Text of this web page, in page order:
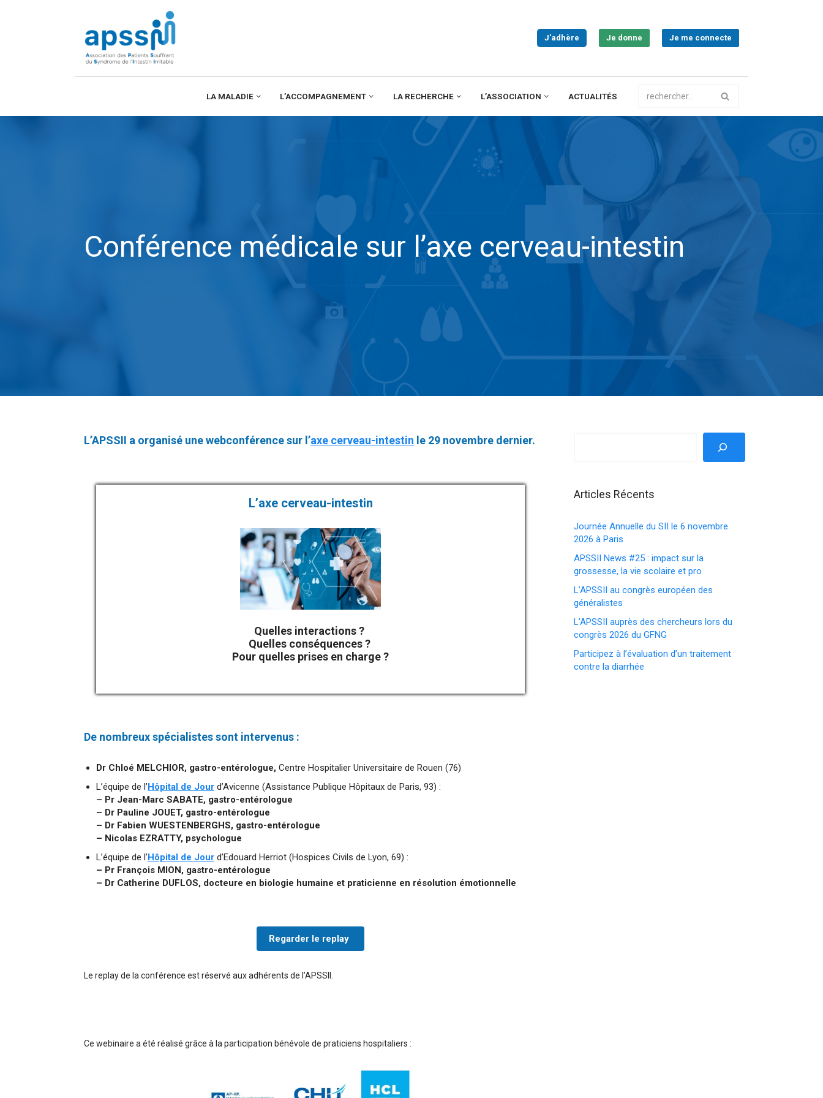
J'adhère Je donne Je me connecte
LA MALADIE L’ACCOMPAGNEMENT LA RECHERCHE L’ASSOCIATION ACTUALITÉS
Conférence médicale sur l’axe cerveau-intestin
L’APSSII a organisé une webconférence sur l’axe cerveau-intestin le 29 novembre dernier.
L’axe cerveau-intestin
Quelles interactions ?
Quelles conséquences ?
Pour quelles prises en charge ?
De nombreux spécialistes sont intervenus :
Dr Chloé MELCHIOR, gastro-entérologue, Centre Hospitalier Universitaire de Rouen (76)
L’équipe de l’Hôpital de Jour d’Avicenne (Assistance Publique Hôpitaux de Paris, 93) :
– Pr Jean-Marc SABATE, gastro-entérologue
– Dr Pauline JOUET, gastro-entérologue
– Dr Fabien WUESTENBERGHS, gastro-entérologue
– Nicolas EZRATTY, psychologue
L’équipe de l’Hôpital de Jour d’Edouard Herriot (Hospices Civils de Lyon, 69) :
– Pr François MION, gastro-entérologue
– Dr Catherine DUFLOS, docteure en biologie humaine et praticienne en résolution émotionnelle
Regarder le replay
Le replay de la conférence est réservé aux adhérents de l’APSSII.
Ce webinaire a été réalisé grâce à la participation bénévole de praticiens hospitaliers :
Articles Récents
Journée Annuelle du SII le 6 novembre
2026 à Paris
APSSII News #25 : impact sur la
grossesse, la vie scolaire et pro
L’APSSII au congrès européen des
généralistes
L’APSSII auprès des chercheurs lors du
congrès 2026 du GFNG
Participez à l’évaluation d’un traitement
contre la diarrhée